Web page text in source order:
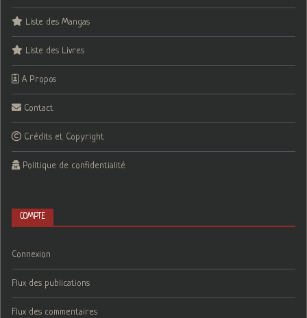
Liste des Mangas
Liste des Livres
A Propos
Contact
Crédits et Copyright
Politique de confidentialité
COMPTE
Connexion
Flux des publications
Flux des commentaires